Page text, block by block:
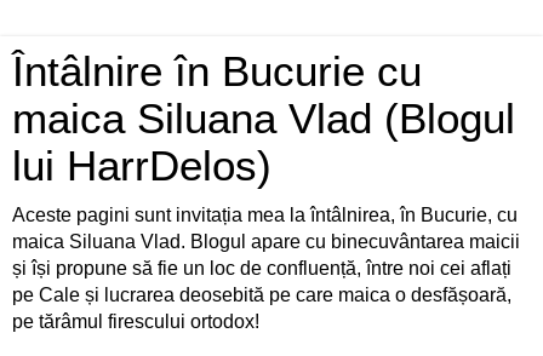
Întâlnire în Bucurie cu
maica Siluana Vlad (Blogul
lui HarrDelos)
Aceste pagini sunt invitația mea la întâlnirea, în Bucurie, cu
maica Siluana Vlad. Blogul apare cu binecuvântarea maicii
și își propune să fie un loc de confluență, între noi cei aflați
pe Cale și lucrarea deosebită pe care maica o desfășoară,
pe tărâmul firescului ortodox!